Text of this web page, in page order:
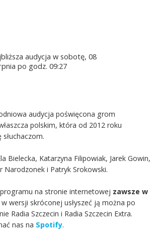
audycja w sobotę, 08
po godz. 09:27
audycja poświęcona grom
polskim, która od 2012 roku
Bielecka, Katarzyna Filipowiak, Jarek Gowin,
Narodzonek i Patryk Srokowski.
na stronie internetowej zawsze w
wersji skróconej usłyszeć ją można po
Radia Szczecin i Radia Szczecin Extra.
nas na Spotify.